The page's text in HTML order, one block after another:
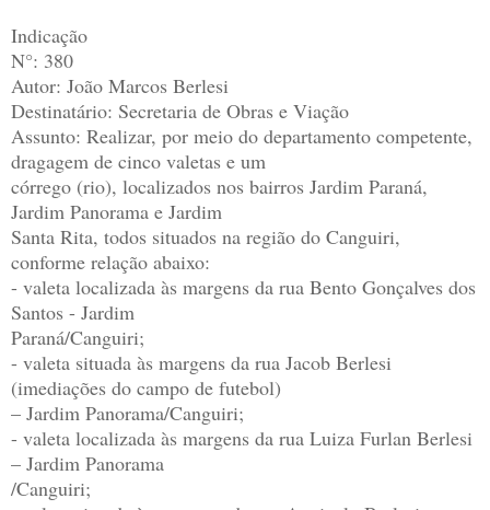
Indicação
N°: 380
Autor: João Marcos Berlesi
Destinatário: Secretaria de Obras e Viação
Assunto: Realizar, por meio do departamento competente,
dragagem de cinco valetas e um
córrego (rio), localizados nos bairros Jardim Paraná,
Jardim Panorama e Jardim
Santa Rita, todos situados na região do Canguiri,
conforme relação abaixo:
- valeta localizada às margens da rua Bento Gonçalves dos
Santos - Jardim
Paraná/Canguiri;
- valeta situada às margens da rua Jacob Berlesi
(imediações do campo de futebol)
– Jardim Panorama/Canguiri;
- valeta localizada às margens da rua Luiza Furlan Berlesi
– Jardim Panorama
/Canguiri;